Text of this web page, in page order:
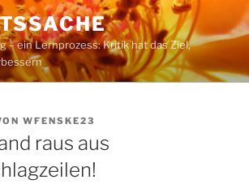
– ein Lernprozess: Kritik hat das Ziel,
WFENSKE23
raus aus